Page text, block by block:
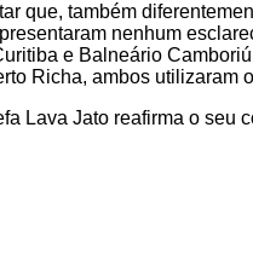
que, também
nenhum
e Balneário
Richa, ambos utilizaram
Lava Jato reafirma o